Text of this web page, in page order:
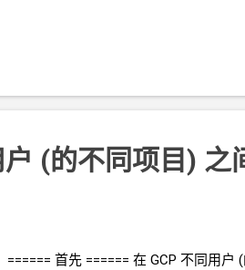
(的不同项目) 之
====== 首先 ====== 在 GCP 不同用户